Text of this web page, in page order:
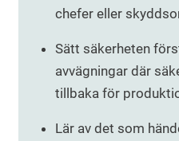
chefer eller
Sätt säkerheten
avvägningar där
tillbaka för
Lär av det som